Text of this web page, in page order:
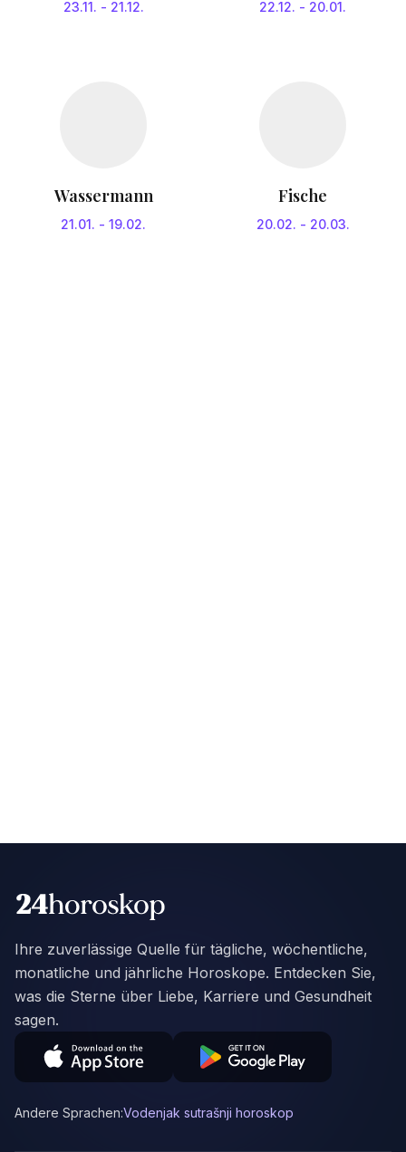
23.11. - 21.12. 22.12. - 20.01.
Wassermann
21.01. - 19.02.
Fische
20.02. - 20.03.
Ihre zuverlässige Quelle für tägliche, wöchentliche,
monatliche und jährliche Horoskope. Entdecken Sie,
was die Sterne über Liebe, Karriere und Gesundheit
sagen.
Andere Sprachen:Vodenjak sutrašnji horoskop